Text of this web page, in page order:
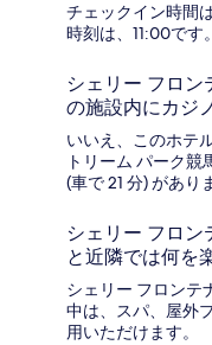
チェックイン時間
時刻は、11:00です。
シェリー フロ
の施設内にカジ
いいえ、このホテ
トリーム パーク競
(車で 21 分) があり
シェリー フロ
と近隣では何を
シェリー フロンテ
中は、スパ、屋外
用いただけます。